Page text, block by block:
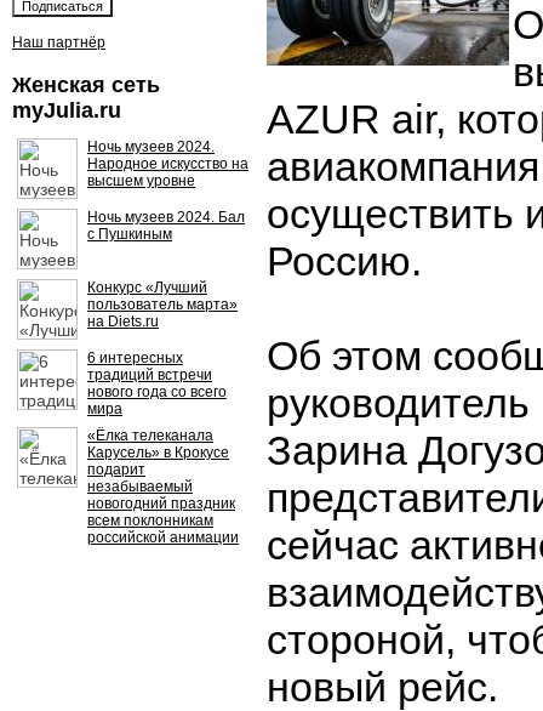
Наш партнёр
Женская сеть
myJulia.ru
Ночь музеев 2024.
Народное искусство на
высшем уровне
Ночь музеев 2024. Бал
с Пушкиным
Конкурс «Лучший
пользователь марта»
на Diets.ru
6 интересных
традиций встречи
нового года со всего
мира
«Ёлка телеканала
Карусель» в Крокусе
подарит
незабываемый
новогодний праздник
всем поклонникам
российской анимации
AZUR air,
осуществить
Россию.
Об этом
Зарина
сейчас
стороной,
новый рейс.